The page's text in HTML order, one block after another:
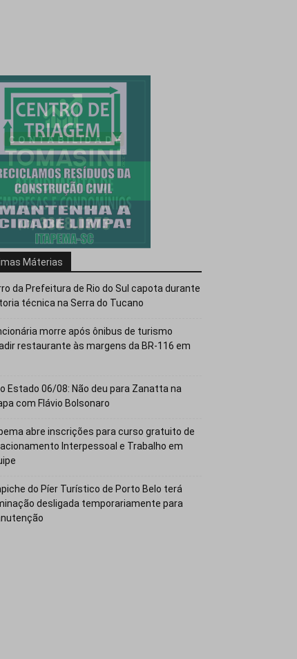
Máterias
da Prefeitura de Rio do Sul capota durante
técnica na Serra do Tucano
morre após ônibus de turismo
restaurante às margens da BR-116 em
Estado 06/08: Não deu para Zanatta na
com Flávio Bolsonaro
abre inscrições para curso gratuito de
Interpessoal e Trabalho em
do Píer Turístico de Porto Belo terá
desligada temporariamente para